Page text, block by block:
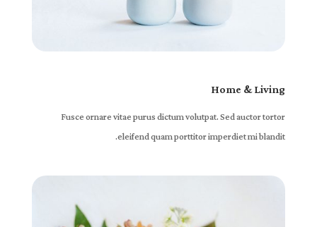
Home & Living
Fusce ornare vitae purus dictum volutpat. Sed auctor tortor
eleifend quam porttitor imperdiet mi blandit.